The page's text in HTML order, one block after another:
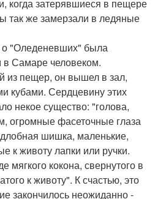
когда затерявшиеся в пещере
так же замерзали в ледяные
о "Оледеневших" была
в Самаре человеком.
из пещер, он вышел в зал,
кубами. Сердцевину этих
некое существо: "голова,
огромные фасеточные глаза
шишка, маленькие,
к животу лапки или ручки.
мягкого кокона, свернутого в
к животу". К счастью, это
закончилось неожиданно -